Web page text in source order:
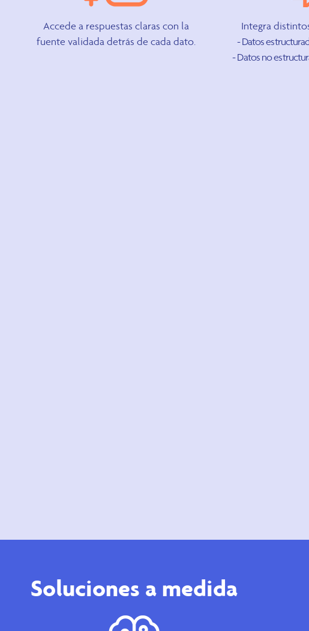
Accede a respuestas claras con la
fuente validada detrás de cada dato.
Integra
- Datos
- Datos no
Soluciones a medida